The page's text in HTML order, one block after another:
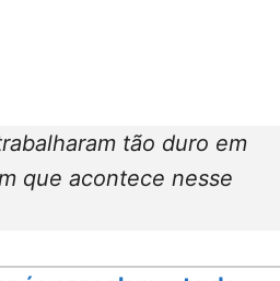
tão duro em
que acontece nesse